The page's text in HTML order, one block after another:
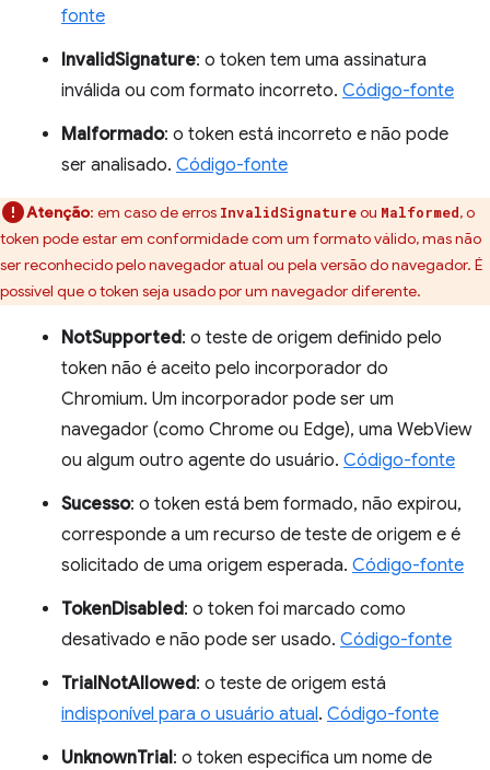
fonte
InvalidSignature: o token tem uma assinatura
inválida ou com formato incorreto. Código-fonte
Malformado: o token está incorreto e não pode
ser analisado. Código-fonte
Atenção: em caso de erros InvalidSignatureou Malformed, o
token pode estar em conformidade com um formato válido, mas não
ser reconhecido pelo navegador atual ou pela versão do navegador. É
possível que o token seja usado por um navegador diferente.
NotSupported: o teste de origem definido pelo
token não é aceito pelo incorporador do
Chromium. Um incorporador pode ser um
navegador (como Chrome ou Edge), uma WebView
ou algum outro agente do usuário. Código-fonte
Sucesso: o token está bem formado, não expirou,
corresponde a um recurso de teste de origem e é
solicitado de uma origem esperada. Código-fonte
TokenDisabled: o token foi marcado como
desativado e não pode ser usado. Código-fonte
TrialNotAllowed: o teste de origem está
indisponível para o usuário atual. Código-fonte
UnknownTrial: o token especifica um nome de